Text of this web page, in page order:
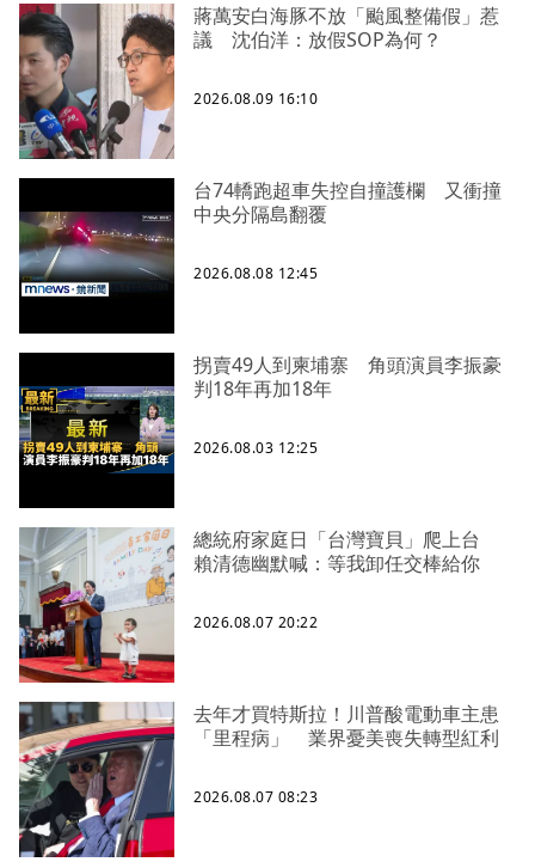
蔣萬安白海豚不放「颱風整備假」惹
議 沈伯洋：放假SOP為何？
2026.08.09 16:10
台74轎跑超車失控自撞護欄 又衝撞
中央分隔島翻覆
2026.08.08 12:45
拐賣49人到柬埔寨 角頭演員李振豪
判18年再加18年
2026.08.03 12:25
總統府家庭日「台灣寶貝」爬上台
賴清德幽默喊：等我卸任交棒給你
2026.08.07 20:22
去年才買特斯拉！川普酸電動車主患
「里程病」 業界憂美喪失轉型紅利
2026.08.07 08:23